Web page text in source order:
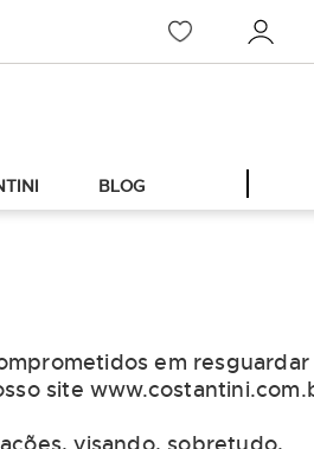
BLOG
em resguardar
site